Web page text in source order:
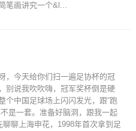
笔画讲究一个&l...
，今天给你们扫一遍足协杯的冠
别说我吹吹嗨，冠军奖杯倒是硬
个中国足球场上闪闪发光，跟“跑
不是一套。准备好脑洞，跟我一起
聊聊上海申花，1998年首次拿到足